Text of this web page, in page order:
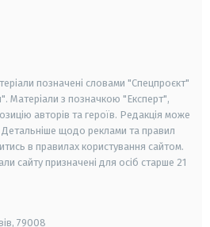
позначені словами "Спецпроєкт"
Матеріали з позначкою "Експерт",
авторів та героїв. Редакція може
Детальніше щодо реклами та правил
в правилах користування сайтом.
сайту призначені для осіб старше 21
79008